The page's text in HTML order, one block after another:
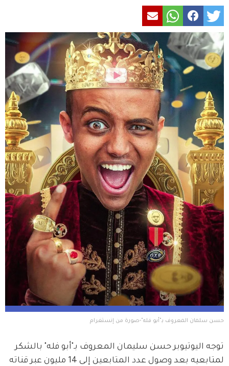
حسن سلمان المعروف بـ"أبو فله"-صورة من إنستغرام
توجه اليوتيوبر حسن سليمان المعروف بـ"أبو فله" بالشكر
لمتابعيه بعد وصول عدد المتابعين إلى 14 مليون عبر قناته